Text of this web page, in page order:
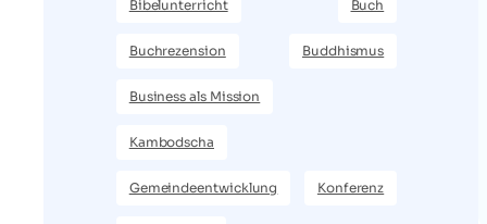
Bibelunterricht Buch
Buchrezension Buddhismus
Business als Mission
Kambodscha
Gemeindeentwicklung Konferenz